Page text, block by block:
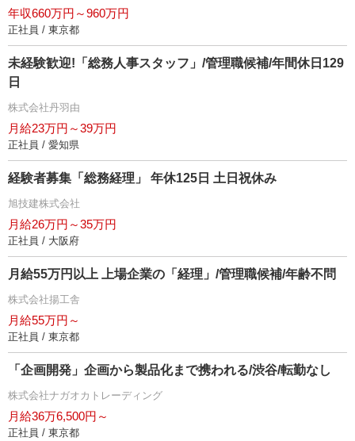
年収660万円～960万円
正社員 / 東京都
未経験歓迎!「総務人事スタッフ」/管理職候補/年間休日129
日
株式会社丹羽由
月給23万円～39万円
正社員 / 愛知県
経験者募集「総務経理」 年休125日 土日祝休み
旭技建株式会社
月給26万円～35万円
正社員 / 大阪府
月給55万円以上 上場企業の「経理」/管理職候補/年齢不問
株式会社揚工舎
月給55万円～
正社員 / 東京都
「企画開発」企画から製品化まで携われる/渋谷/転勤なし
株式会社ナガオカトレーディング
月給36万6,500円～
正社員 / 東京都